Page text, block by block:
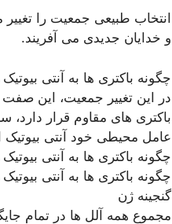
انتخاب طبیعی جمعیت را
و خدایان جدیدی می آفریند.
چگونه باکتری ها به آنتی
در این تغییر جمعیت، این
باکتری های مقاوم قرار دارد،
عامل محیطی خود آنتی
چگونه باکتری ها به آنتی
چگونه باکتری ها به آنتی
گنجینه ژن
مجموع همه آلل ها در تمام